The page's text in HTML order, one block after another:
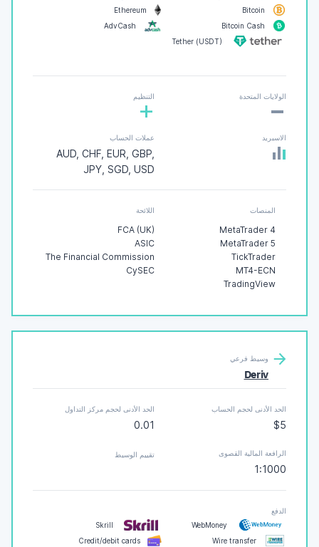
Bitcoin
Ethereum
Bitcoin Cash
AdvCash
Tether (USDT)
الولايات المتحدة
- التنظيم
+
الاسبريد عملات الحساب
AUD, CHF, EUR, GBP,
JPY, SGD, USD
المنصات
MetaTrader 4
MetaTrader 5
TickTrader
MT4-ECN
TradingView
اللائحة
FCA (UK)
ASIC
The Financial Commission
CySEC
وسيط فرعي
Deriv
الحد الأدنى لحجم الحساب
$5
الحد الأدنى لحجم مركز التداول
0.01
الرافعة المالية القصوى
1:1000
تقييم الوسيط
الدفع
WebMoney
Skrill
Wire transfer
Credit/debit cards